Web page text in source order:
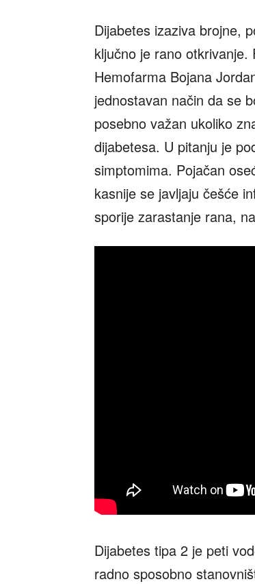
Dijabetes izaziva brojne,
ključno je rano
Hemofarma Bojana
jednostavan način da se
posebno važan ukoliko
dijabetesa. U pitanju je
simptomima. Pojačan
kasnije se javljaju češće
sporije zarastanje rana,
Dijabetes tipa 2 je peti
radno sposobno